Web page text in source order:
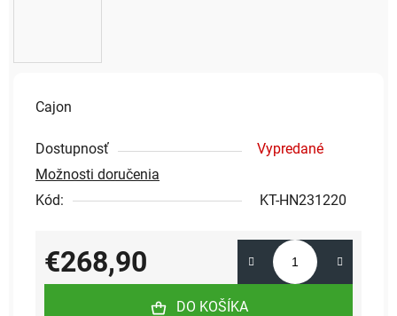
Cajon
Dostupnosť
Vypredané
Možnosti doručenia
Kód:
KT-HN231220
€268,90
Jednotková cena:
DO KOŠÍKA